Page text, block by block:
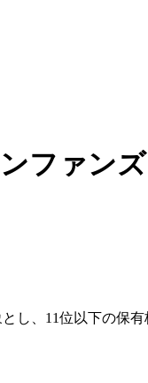
ファンズ
し、11位以下の保